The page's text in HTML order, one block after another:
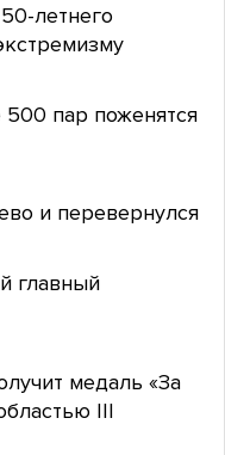
летнего
пар поженятся
и перевернулся
главный
медаль «За
III